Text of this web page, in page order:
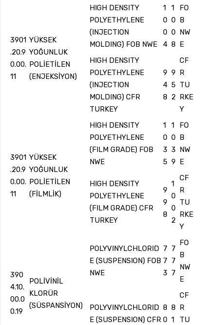
3901
.20.9
0.00.
11
YÜKSEK
YOĞUNLUK
POLİETİLEN
(ENJEKSİYON)
HIGH DENSITY
POLYETHYLENE
(INJECTION
MOLDING) FOB NWE
1
0
0
4
1
0
0
8
FO
B
NW
E
HIGH DENSITY
POLYETHYLENE
(INJECTION
MOLDING) CFR
TURKEY
9
4
8
9
5
2
CF
R
TU
RKE
Y
3901
.20.9
0.00.
11
YÜKSEK
YOĞUNLUK
POLİETİLEN
(FİLMLİK)
HIGH DENSITY
POLYETHYLENE
(FILM GRADE) FOB
NWE
1
0
3
5
1
0
3
9
FO
B
NW
E
HIGH DENSITY
POLYETHYLENE
(FILM GRADE) CFR
TURKEY
9
9
8
1
0
0
2
CF
R
TU
RKE
Y
390
4.10.
00.0
0.19
POLİVİNİL
KLORÜR
(SÜSPANSİYON)
POLYVINYLCHLORID
E (SUSPENSION) FOB
NWE
7
7
3
7
7
7
FO
B
NW
E
POLYVINYLCHLORID
E (SUSPENSION) CFR
8
0
8
1
CF
R
TU